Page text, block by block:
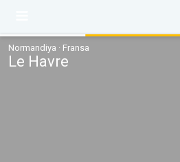
Normandiya · Fransa
Le Havre